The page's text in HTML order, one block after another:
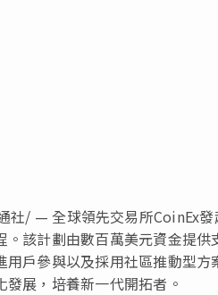
社/ — 全球領先交易所CoinEx
。該計劃由數百萬美元資金提
用戶參與以及採用社區推動型
展，培養新一代開拓者。